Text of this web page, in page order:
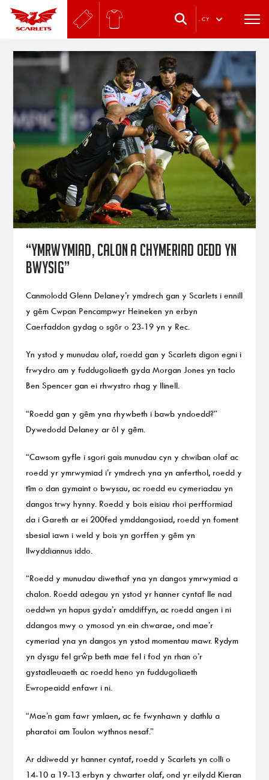
. CY
“Ymrwymiad, calon a chymeriad oedd yn
bwysig”
Canmolodd Glenn Delaney’r ymdrech gan y Scarlets i ennill
y gêm Cwpan Pencampwyr Heineken yn erbyn
Caerfaddon gydag o sgôr o 23-19 yn y Rec.
Yn ystod y munudau olaf, roedd gan y Scarlets digon egni i
frwydro am y fuddugoliaeth gyda Morgan Jones yn taclo
Ben Spencer gan ei rhwystro rhag y llinell.
“Roedd gan y gêm yna rhywbeth i bawb yndoedd?”
Dywedodd Delaney ar ôl y gêm.
“Cawsom gyfle i sgori gais munudau cyn y chwiban olaf ac
roedd yr ymrwymiad i’r ymdrech yna yn anferthol, roedd y
tîm o dan gymaint o bwysau, ac roedd eu cymeriadau yn
dangos trwy hynny. Roedd y bois eisiau rhoi perfformiad
da i Gareth ar ei 200fed ymddangosiad, roedd yn foment
sbesial iawn i weld y bois yn gorffen y gêm yn
llwyddiannus iddo.
“Roedd y munudau diwethaf yna yn dangos ymrwymiad a
chalon. Roedd adegau yn ystod yr hanner cyntaf lle nad
oeddwn yn hapus gyda’r amddiffyn, ac roedd angen i ni
ddangos mwy o ymosod yn ein chwarae, ond mae’r
cymeriad yna yn dangos yn ystod momentau mawr. Rydym
yn dysgu fel grŵp beth mae fel i fod yn rhan o’r
gystadleuaeth ac roedd heno yn fuddugoliaeth
Ewropeaidd enfawr i ni.
“Mae’n gam fawr ymlaen, ac fe fwynhawn y dathlu a
pharatoi am Toulon wythnos nesaf.”
Ar ddiwedd yr hanner cyntaf, roedd y Scarlets yn colli o
14-10 a 19-13 erbyn y chwarter olaf, ond yr eilydd Kieran